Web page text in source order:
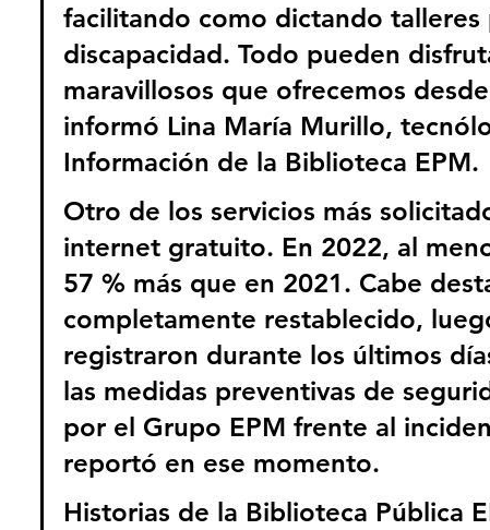
facilitando como dictando talleres
discapacidad. Todo pueden
maravillosos que ofrecemos
informó Lina María Murillo,
Información de la Biblioteca EPM.
Otro de los servicios más
internet gratuito. En 2022, al
57 % más que en 2021. Cabe
completamente restablecido,
registraron durante los últimos
las medidas preventivas de
por el Grupo EPM frente al
reportó en ese momento.
Historias de la Biblioteca Pública